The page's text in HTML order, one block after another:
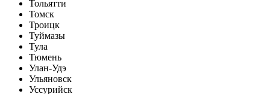
Тольятти
Томск
Троицк
Туймазы
Тула
Тюмень
Улан-Удэ
Ульяновск
Уссурийск